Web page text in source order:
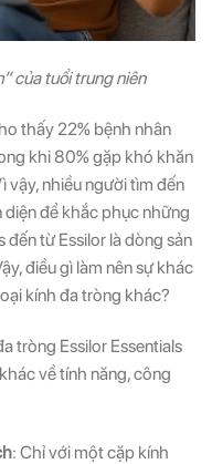
của tuổi trung niên
thấy 22% bệnh nhân
khi 80% gặp khó khăn
vậy, nhiều người tìm đến
để khắc phục những
đến từ Essilor là dòng sản
điều gì làm nên sự khác
kính đa tròng khác?
tròng Essilor Essentials
về tính năng, công
: Chỉ với một cặp kính